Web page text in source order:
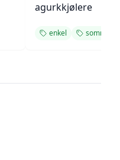
agurkkjølere
enkel sommer